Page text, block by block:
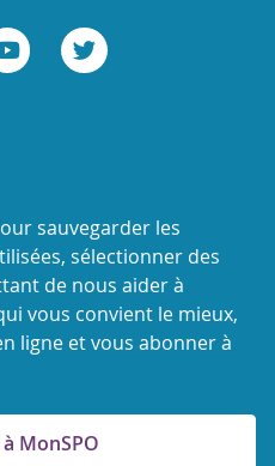
sauvegarder les
sélectionner des
de nous aider à
vous convient le mieux,
ligne et vous abonner à
MonSPO